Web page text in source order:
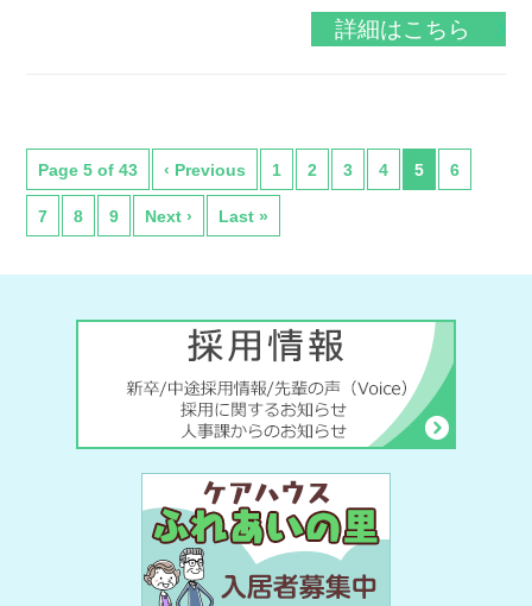
詳細はこちら
Page 5 of 43 ‹ Previous 1 2 3 4 5 6
7 8 9 Next › Last »